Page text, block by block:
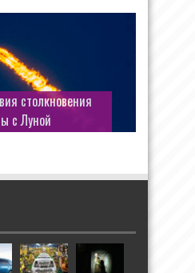
столкновения
с Луной
известно,
одной из
«диетический